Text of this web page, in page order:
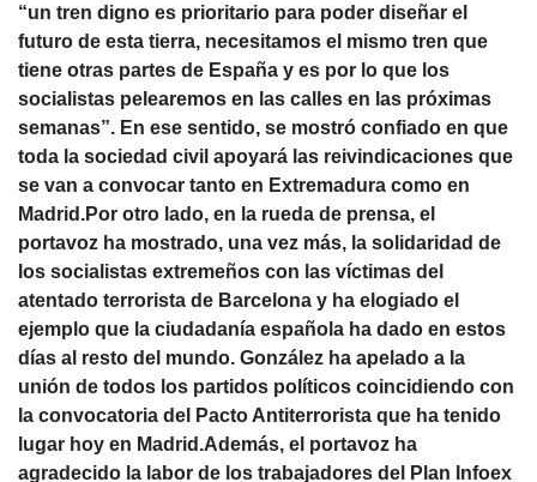
“un tren digno es prioritario para poder diseñar el
futuro de esta tierra, necesitamos el mismo tren que
tiene otras partes de España y es por lo que los
socialistas pelearemos en las calles en las próximas
semanas”. En ese sentido, se mostró confiado en que
toda la sociedad civil apoyará las reivindicaciones que
se van a convocar tanto en Extremadura como en
Madrid.Por otro lado, en la rueda de prensa, el
portavoz ha mostrado, una vez más, la solidaridad de
los socialistas extremeños con las víctimas del
atentado terrorista de Barcelona y ha elogiado el
ejemplo que la ciudadanía española ha dado en estos
días al resto del mundo. González ha apelado a la
unión de todos los partidos políticos coincidiendo con
la convocatoria del Pacto Antiterrorista que ha tenido
lugar hoy en Madrid.Además, el portavoz ha
agradecido la labor de los trabajadores del Plan Infoex